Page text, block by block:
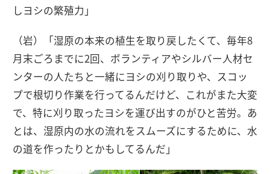
しヨシの繁殖力」
（岩）「湿原の本来の植生を取り戻したくて、毎年8
月末ごろまでに2回、ボランティアやシルバー人材セ
ンターの人たちと一緒にヨシの刈り取りや、スコッ
プで根切り作業を行ってるんだけど、これがまた大変
で、特に刈り取ったヨシを運び出すのがひと苦労。あ
とは、湿原内の水の流れをスムーズにするために、水
の道を作ったりとかもしてるんだ」